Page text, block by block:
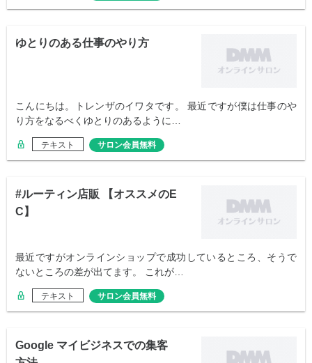
ゆとりのある仕事のやり方
こんにちは。トレンザのイワタです。 最近ですが僕は仕事のや
り方をなるべくゆとりのあるように…
テキスト サロン会員無料
#ルーティン店販 【オススメのE
C】
最近ですがオンラインショップで成功しているところ、そうで
ないところの差が出てます。 これが…
テキスト サロン会員無料
Google マイビジネスでの集客